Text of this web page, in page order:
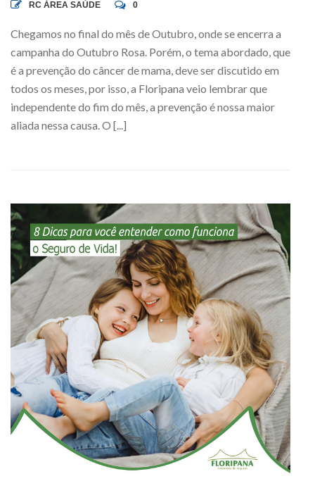
RC ÁREA SAÚDE 0
Chegamos no final do mês de Outubro, onde se encerra a
campanha do Outubro Rosa. Porém, o tema abordado, que
é a prevenção do câncer de mama, deve ser discutido em
todos os meses, por isso, a Floripana veio lembrar que
independente do fim do mês, a prevenção é nossa maior
aliada nessa causa. O [...]